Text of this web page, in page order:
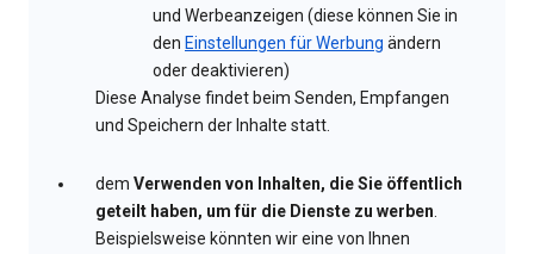
und Werbeanzeigen (diese können Sie in
den Einstellungen für Werbung ändern
oder deaktivieren)
Diese Analyse findet beim Senden, Empfangen
und Speichern der Inhalte statt.
dem Verwenden von Inhalten, die Sie öffentlich
geteilt haben, um für die Dienste zu werben.
Beispielsweise könnten wir eine von Ihnen